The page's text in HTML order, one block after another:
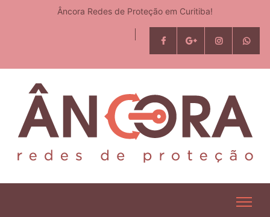
Âncora Redes de Proteção em Curitiba!